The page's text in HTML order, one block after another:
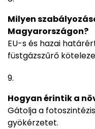
Milyen
Magyarországon?
EU-s és hazai
füstgázszűrő
Hogyan érintik a
Gátolja a
gyökérzetet.